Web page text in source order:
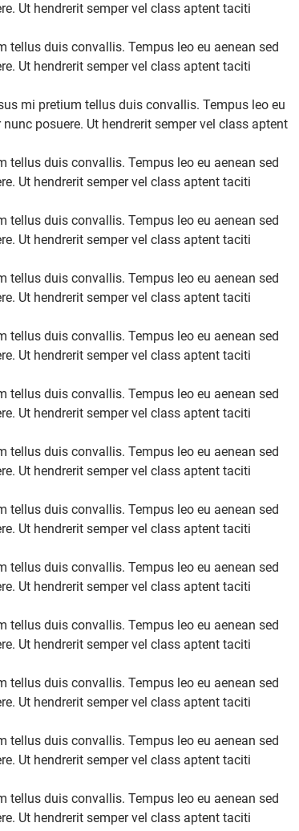
Ut hendrerit semper vel class aptent taciti
duis convallis. Tempus leo eu aenean sed
Ut hendrerit semper vel class aptent taciti
mi pretium tellus duis convallis. Tempus leo eu
posuere. Ut hendrerit semper vel class aptent
duis convallis. Tempus leo eu aenean sed
Ut hendrerit semper vel class aptent taciti
duis convallis. Tempus leo eu aenean sed
Ut hendrerit semper vel class aptent taciti
duis convallis. Tempus leo eu aenean sed
Ut hendrerit semper vel class aptent taciti
duis convallis. Tempus leo eu aenean sed
Ut hendrerit semper vel class aptent taciti
duis convallis. Tempus leo eu aenean sed
Ut hendrerit semper vel class aptent taciti
duis convallis. Tempus leo eu aenean sed
Ut hendrerit semper vel class aptent taciti
duis convallis. Tempus leo eu aenean sed
Ut hendrerit semper vel class aptent taciti
duis convallis. Tempus leo eu aenean sed
Ut hendrerit semper vel class aptent taciti
duis convallis. Tempus leo eu aenean sed
Ut hendrerit semper vel class aptent taciti
duis convallis. Tempus leo eu aenean sed
Ut hendrerit semper vel class aptent taciti
duis convallis. Tempus leo eu aenean sed
Ut hendrerit semper vel class aptent taciti
duis convallis. Tempus leo eu aenean sed
Ut hendrerit semper vel class aptent taciti